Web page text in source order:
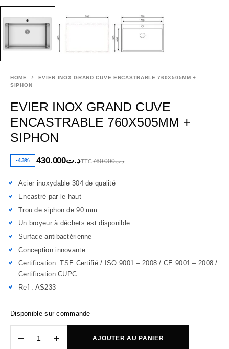
HOME
EVIER INOX GRAND CUVE ENCASTRABLE 760X505MM +
SIPHON
EVIER INOX GRAND CUVE
ENCASTRABLE 760X505MM +
SIPHON
-43% د.ت760.000 د.ت430.000 TTC
Acier inoxydable 304 de qualité
Encastré par le haut
Trou de siphon de 90 mm
Un broyeur à déchets est disponible.
Surface antibactérienne
Conception innovante
Certification: TSE Certifié / ISO 9001 – 2008 / CE 9001 – 2008 /
Certification CUPC
Ref : AS233
Disponible sur commande
AJOUTER AU PANIER